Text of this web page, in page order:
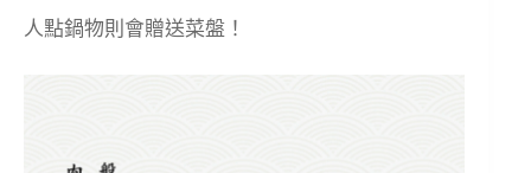
人點鍋物則會贈送菜盤！